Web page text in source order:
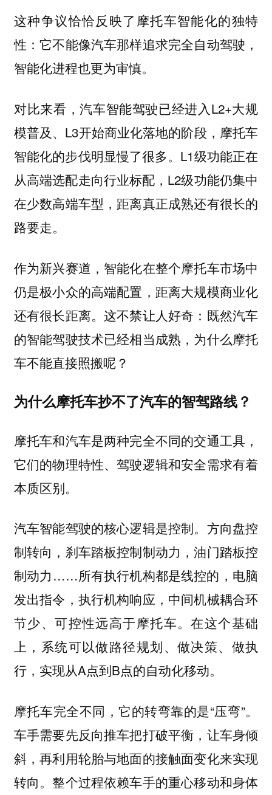
这种争议恰恰反映了摩托车智能化的独特
性：它不能像汽车那样追求完全自动驾驶，
智能化进程也更为审慎。
对比来看，汽车智能驾驶已经进入L2+大规
模普及、L3开始商业化落地的阶段，摩托车
智能化的步伐明显慢了很多。L1级功能正在
从高端选配走向行业标配，L2级功能仍集中
在少数高端车型，距离真正成熟还有很长的
路要走。
作为新兴赛道，智能化在整个摩托车市场中
仍是极小众的高端配置，距离大规模商业化
还有很长距离。这不禁让人好奇：既然汽车
的智能驾驶技术已经相当成熟，为什么摩托
车不能直接照搬呢？
为什么摩托车抄不了汽车的智驾路线？
摩托车和汽车是两种完全不同的交通工具，
它们的物理特性、驾驶逻辑和安全需求有着
本质区别。
汽车智能驾驶的核心逻辑是控制。方向盘控
制转向，刹车踏板控制制动力，油门踏板控
制动力……所有执行机构都是线控的，电脑
发出指令，执行机构响应，中间机械耦合环
节少、可控性远高于摩托车。在这个基础
上，系统可以做路径规划、做决策、做执
行，实现从A点到B点的自动化移动。
摩托车完全不同，它的转弯靠的是“压弯”。
车手需要先反向推车把打破平衡，让车身倾
斜，再利用轮胎与地面的接触面变化来实现
转向。整个过程依赖车手的重心移动和身体